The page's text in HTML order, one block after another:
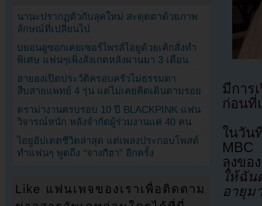
มีการ
ก่อนที่
ในวัน
MBC
ลุงขอ
ให้ฉั
อายุม
นานะปรากฏตัวกับลุคใหม่ สะดุดตาด้วยภาพ
ลักษณ์ที่เปลี่ยนไป
บยอนอูซอกเคยเซอร์ไพรส์ไอยูด้วยเค้กสั่งทำ
พิเศษ แฟนๆเพิ่งสังเกตหลังผ่านมา 3 เดือน
ฮายองเปิดประวัติครอบครัวไม่ธรรมดา
สืบสายแพทย์ 4 รุ่น แต่ไม่เคยคิดเดินตามรอย
ดราม่างานครบรอบ 10 ปี BLACKPINK แฟน
วิจารณ์หนัก หลังจำกัดผู้ร่วมงานแค่ 40 คน
ไอยูอัปเดตชีวิตล่าสุด แต่เพลงประกอบโพสต์
ทำแฟนๆ พูดถึง “จางกีฮา” อีกครั้ง
Like แฟนเพจของเราเพื่อติดตาม